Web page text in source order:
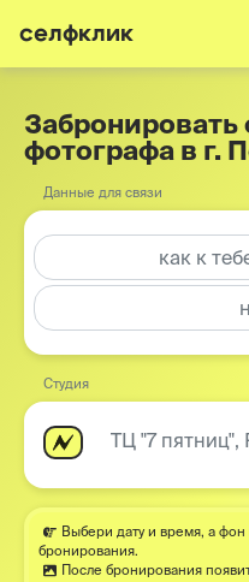
селфклик
фотографа в г.
Данные для связи
Студия
ТЦ "7
Выбери дату и время, а
бронирования.
После бронирования